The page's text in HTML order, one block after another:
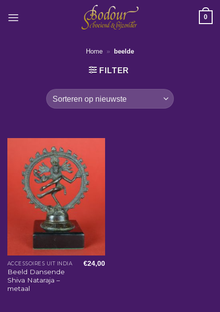
naar
0
Home » beelde
FILTER
ACCESSOIRES UIT INDIA
Beeld Dansende
Shiva Nataraja –
metaal
€24,00